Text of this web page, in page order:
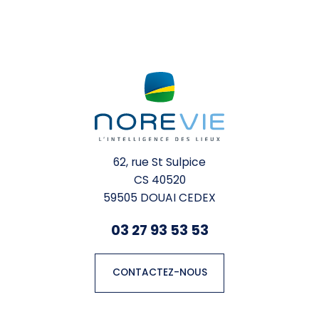
62, rue St Sulpice
CS 40520
59505 DOUAI CEDEX
03 27 93 53 53
CONTACTEZ-NOUS